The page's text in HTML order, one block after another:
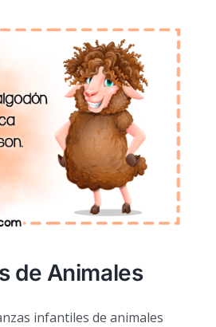
de Animales
infantiles de animales